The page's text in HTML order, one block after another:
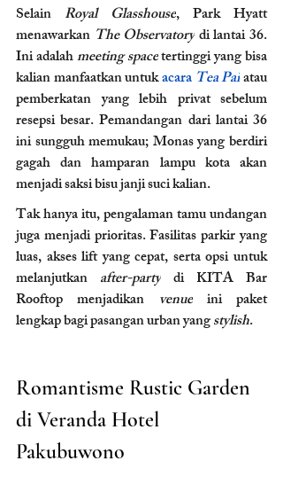
Selain Royal Glasshouse, Park Hyatt
menawarkan The Observatory di lantai 36.
Ini adalah meeting space tertinggi yang bisa
kalian manfaatkan untuk acara Tea Paiatau
pemberkatan yang lebih privat sebelum
resepsi besar. Pemandangan dari lantai 36
ini sungguh memukau; Monas yang berdiri
gagah dan hamparan lampu kota akan
menjadi saksi bisu janji suci kalian.
Tak hanya itu, pengalaman tamu undangan
juga menjadi prioritas. Fasilitas parkir yang
luas, akses lift yang cepat, serta opsi untuk
melanjutkan after-party di KITA Bar
Rooftop menjadikan venue ini paket
lengkap bagi pasangan urban yang stylish.
Romantisme Rustic Garden
di Veranda Hotel
Pakubuwono